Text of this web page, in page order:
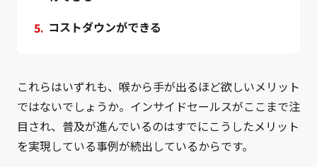
コストダウンができる
これらはいずれも、喉から手が出るほど欲しいメリット
ではないでしょうか。インサイドセールスがここまで注
目され、普及が進んでいるのはすでにこうしたメリット
を実現している事例が続出しているからです。